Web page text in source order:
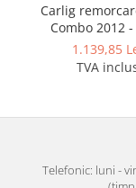
Carlig
Combo 2012
demontabil
maneta marca
1.139,85
TVA
Telefonic: luni -